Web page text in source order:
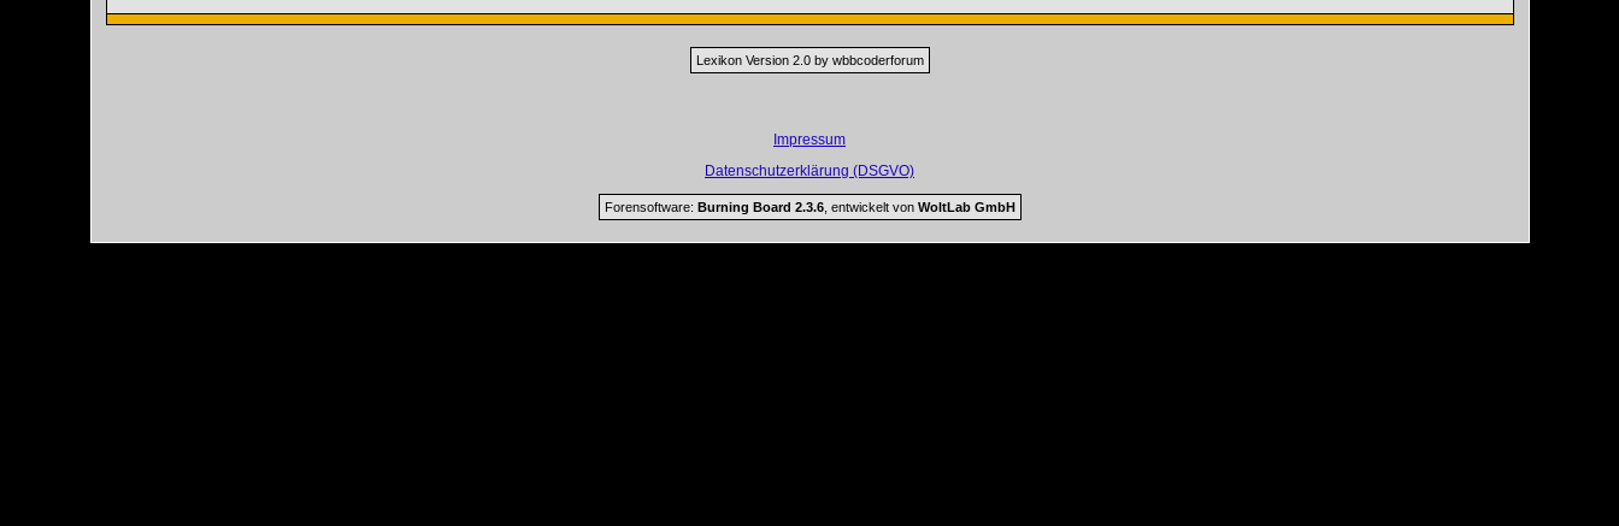
Lexikon Version 2.0 by wbbcoderforum
Impressum
Datenschutzerklärung (DSGVO)
Forensoftware: Burning Board 2.3.6, entwickelt von WoltLab GmbH